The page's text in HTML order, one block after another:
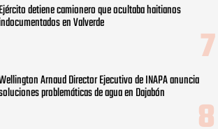
Ejército detiene camionero que ocultaba haitianos
en Valverde
Arnaud Director Ejecutivo de INAPA anuncia
problemáticas de agua en Dajabón